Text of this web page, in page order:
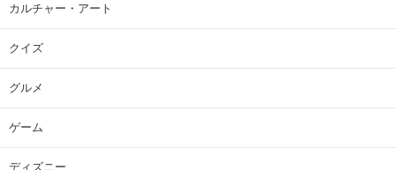
カルチャー・アート
クイズ
グルメ
ゲーム
ディズニー